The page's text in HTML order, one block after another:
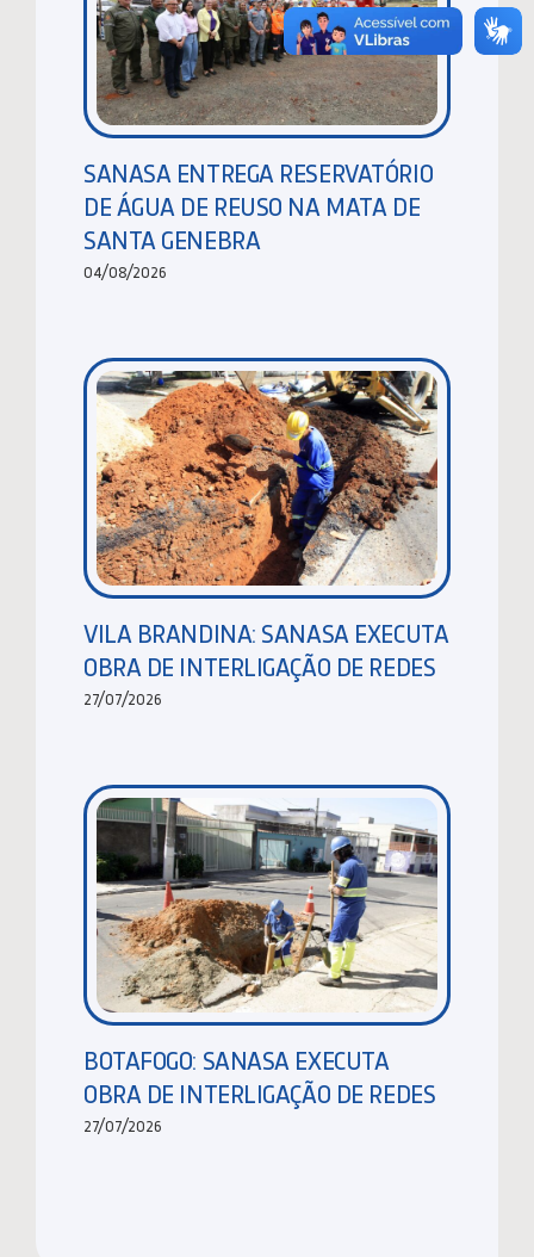
SANASA ENTREGA RESERVATÓRIO
DE ÁGUA DE REUSO NA MATA DE
SANTA GENEBRA
04/08/2026
VILA BRANDINA: SANASA EXECUTA
OBRA DE INTERLIGAÇÃO DE REDES
27/07/2026
BOTAFOGO: SANASA EXECUTA
OBRA DE INTERLIGAÇÃO DE REDES
27/07/2026